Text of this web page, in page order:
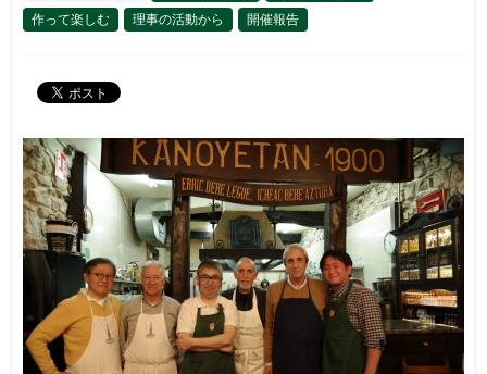
作って楽しむ
理事の活動から 開催報告